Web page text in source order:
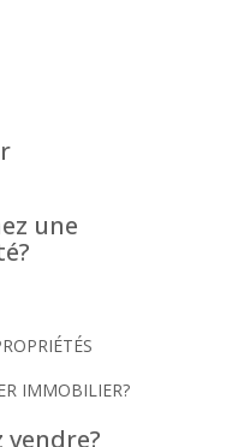
une
IMMOBILIER?
vendre?